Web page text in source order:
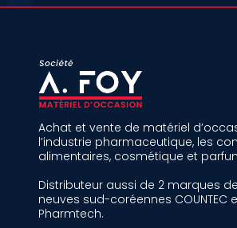
Achat et vente de matériel
l’industrie pharmaceutique, les
alimentaires, cosmétique et
Distributeur aussi de 2 marques
neuves sud-coréennes COUNTEC
Pharmtech.